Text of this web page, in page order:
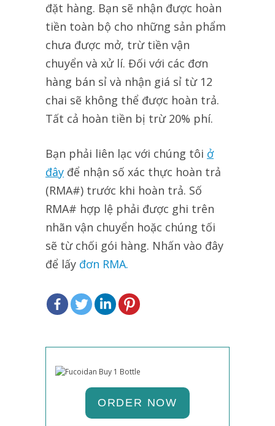
đặt hàng. Bạn sẽ nhận được hoàn
tiền toàn bộ cho những sản phẩm
chưa được mở, trừ tiền vận
chuyển và xử lí. Đối với các đơn
hàng bán sỉ và nhận giá sỉ từ 12
chai sẽ không thể được hoàn trả.
Tất cả hoàn tiền bị trừ 20% phí.
Bạn phải liên lạc với chúng tôi ở
đây để nhận số xác thực hoàn trả
(RMA#) trước khi hoàn trả. Số
RMA# hợp lệ phải được ghi trên
nhãn vận chuyển hoặc chúng tối
sẽ từ chối gói hàng. Nhấn vào đây
để lấy đơn RMA.